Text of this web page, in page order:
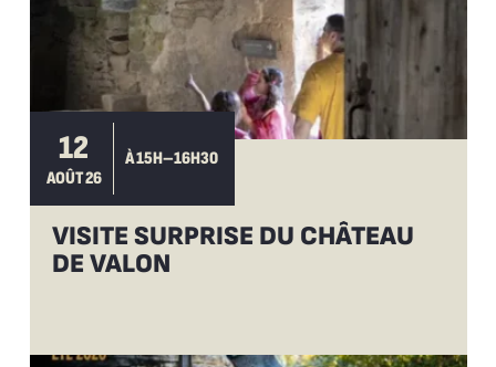
12
AOÛT 26
À 15H–16H30
VISITE SURPRISE DU CHÂTEAU
DE VALON